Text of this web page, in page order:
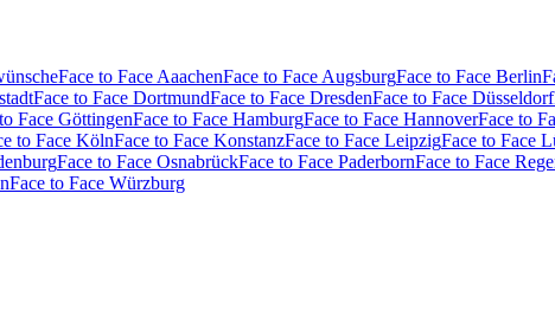
Face to Face AaachenFace to Face AugsburgFace to Face Berlin
Face to Face DortmundFace to Face DresdenFace to Face Düsseldorf
Face GöttingenFace to Face HamburgFace to Face HannoverFace to
to Face KölnFace to Face KonstanzFace to Face LeipzigFace to Face
Face to Face OsnabrückFace to Face PaderbornFace to Face
Face to Face Würzburg